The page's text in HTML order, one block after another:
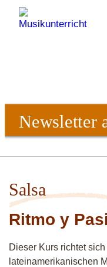
Newsletter
Salsa
Ritmo y
Dieser Kurs richtet
lateinamerikanischen